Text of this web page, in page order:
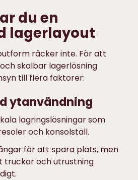
du en
lagerlayout
räcker inte. För att
skalbar lagerlösning
till flera faktorer:
ytanvändning
lagringslösningar som
och konsolställ.
för att spara plats, men
truckar och utrustning